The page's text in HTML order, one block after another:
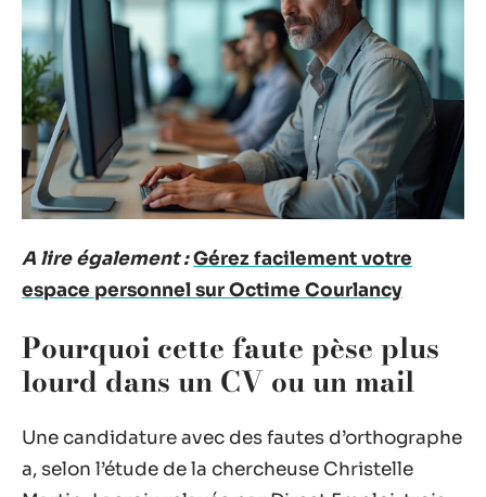
A lire également :Gérez facilement votre
espace personnel sur Octime Courlancy
Pourquoi cette faute pèse plus
lourd dans un CV ou un mail
Une candidature avec des fautes d’orthographe
a, selon l’étude de la chercheuse Christelle